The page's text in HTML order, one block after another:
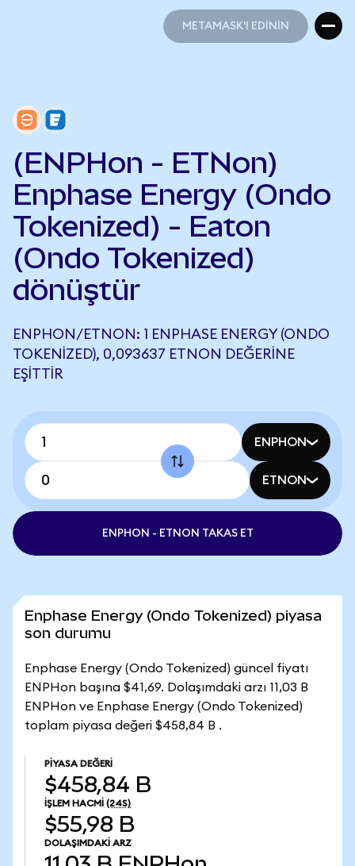
METAMASK'I EDİNİN
(ENPHon - ETNon)
Enphase Energy (Ondo
Tokenized) - Eaton
(Ondo Tokenized)
dönüştür
ENPHON/ETNON: 1 ENPHASE ENERGY (ONDO
TOKENIZED), 0,093637 ETNON DEĞERINE
EŞITTIR
ENPHON
ETNON
ENPHON - ETNON TAKAS ET
Enphase Energy (Ondo Tokenized) piyasa
son durumu
Enphase Energy (Ondo Tokenized) güncel fiyatı
ENPHon başına $41,69. Dolaşımdaki arzı 11,03 B
ENPHon ve Enphase Energy (Ondo Tokenized)
toplam piyasa değeri $458,84 B .
PIYASA DEĞERI
$458,84 B
İŞLEM HACMI (24S)
$55,98 B
DOLAŞIMDAKI ARZ